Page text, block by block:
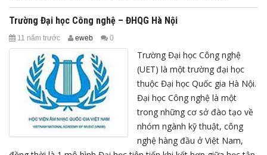
Trường Đại học Công nghệ – ĐHQG Hà Nội
11 năm trước eweb 0
Trường Đại học Công nghệ
(UET) là một trường đại học
thuộc Đại học Quốc gia Hà Nội.
Đại học Công nghệ là một
trong những cơ sở đào tạo về
nhóm ngành kỹ thuật, công
nghệ hàng đầu ở Việt Nam,